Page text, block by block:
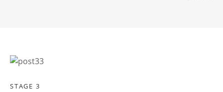
STAGE 3